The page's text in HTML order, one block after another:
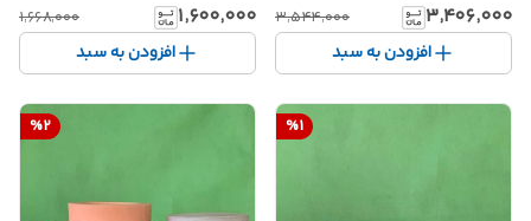
۳٬۴۰۶٬۰۰۰ ۳٬۵۴۴٬۰۰۰
افزودن به سبد
۱٬۶۰۰٬۰۰۰ ۱٬۶۶۸٬۰۰۰
افزودن به سبد
%1
%2